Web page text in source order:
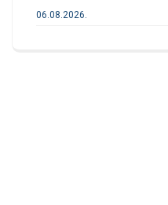
06.08.2026.